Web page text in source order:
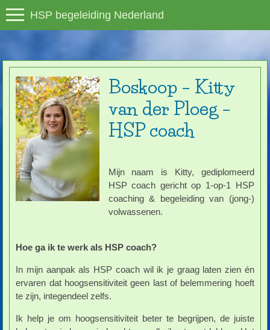
HSP begeleiding Nederland
Boskoop – Kitty
van der Ploeg –
HSP coach
Mijn naam is Kitty, gediplomeerd
HSP coach gericht op 1-op-1 HSP
coaching & begeleiding van (jong-)
volwassenen.
Hoe ga ik te werk als HSP coach?
In mijn aanpak als HSP coach wil ik je graag laten zien én
ervaren dat hoogsensitiviteit geen last of belemmering hoeft
te zijn, integendeel zelfs.
Ik help je om hoogsensitiviteit beter te begrijpen, de juiste